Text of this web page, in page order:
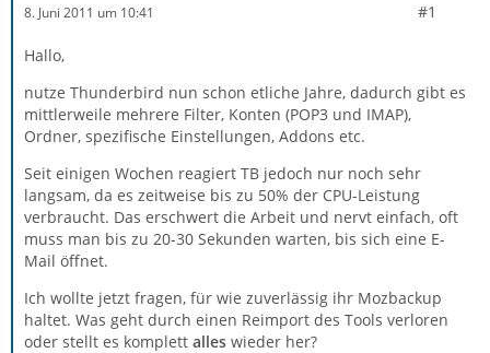
8. Juni 2011 um 10:41 #1
Hallo,
nutze Thunderbird nun schon etliche Jahre, dadurch gibt es
mittlerweile mehrere Filter, Konten (POP3 und IMAP),
Ordner, spezifische Einstellungen, Addons etc.
Seit einigen Wochen reagiert TB jedoch nur noch sehr
langsam, da es zeitweise bis zu 50% der CPU-Leistung
verbraucht. Das erschwert die Arbeit und nervt einfach, oft
muss man bis zu 20-30 Sekunden warten, bis sich eine E-
Mail öffnet.
Ich wollte jetzt fragen, für wie zuverlässig ihr Mozbackup
haltet. Was geht durch einen Reimport des Tools verloren
oder stellt es komplett alles wieder her?